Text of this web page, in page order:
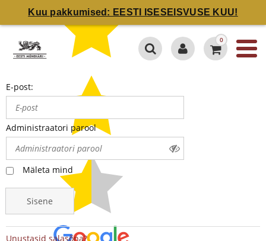
Kuu pakkumised: EESTI ISESEISVUSE KUU!
0
E-post:
Administraatori parool
Mäleta mind
Sisene
Unustasid salasõna?